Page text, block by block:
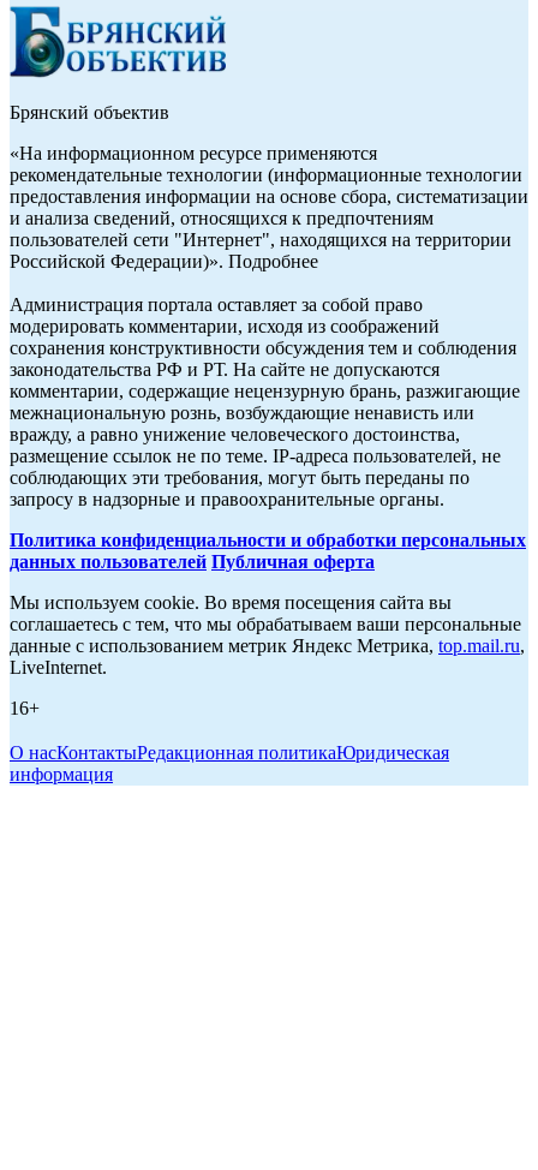
Брянский объектив
«На информационном ресурсе применяются
рекомендательные технологии (информационные технологии
предоставления информации на основе сбора, систематизации
и анализа сведений, относящихся к предпочтениям
пользователей сети "Интернет", находящихся на территории
Российской Федерации)». Подробнее
Администрация портала оставляет за собой право
модерировать комментарии, исходя из соображений
сохранения конструктивности обсуждения тем и соблюдения
законодательства РФ и РТ. На сайте не допускаются
комментарии, содержащие нецензурную брань, разжигающие
межнациональную рознь, возбуждающие ненависть или
вражду, а равно унижение человеческого достоинства,
размещение ссылок не по теме. IP-адреса пользователей, не
соблюдающих эти требования, могут быть переданы по
запросу в надзорные и правоохранительные органы.
Политика конфиденциальности и обработки персональных
данных пользователей Публичная оферта
Мы используем cookie. Во время посещения сайта вы
соглашаетесь с тем, что мы обрабатываем ваши персональные
данные с использованием метрик Яндекс Метрика, top.mail.ru,
LiveInternet.
16+
О насКонтактыРедакционная политикаЮридическая
информация